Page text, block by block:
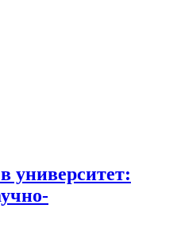
университет: